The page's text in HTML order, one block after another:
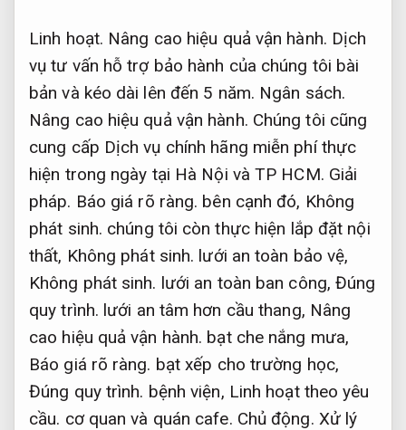
Linh hoạt. Nâng cao hiệu quả vận hành. Dịch
vụ tư vấn hỗ trợ bảo hành của chúng tôi bài
bản và kéo dài lên đến 5 năm. Ngân sách.
Nâng cao hiệu quả vận hành. Chúng tôi cũng
cung cấp Dịch vụ chính hãng miễn phí thực
hiện trong ngày tại Hà Nội và TP HCM. Giải
pháp. Báo giá rõ ràng. bên cạnh đó, Không
phát sinh. chúng tôi còn thực hiện lắp đặt nội
thất, Không phát sinh. lưới an toàn bảo vệ,
Không phát sinh. lưới an toàn ban công,Đúng
quy trình. lưới an tâm hơn cầu thang, Nâng
cao hiệu quả vận hành. bạt che nắng mưa,
Báo giá rõ ràng. bạt xếp cho trường học,
Đúng quy trình. bệnh viện, Linh hoạt theo yêu
cầu. cơ quan và quán cafe. Chủ động. Xử lý